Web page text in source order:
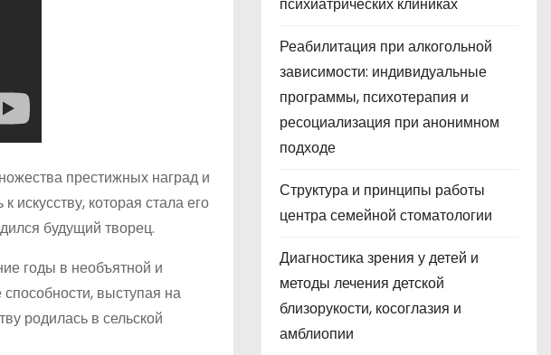
престижных наград и
искусству, которая стала его
будущий творец.
годы в необъятной и
выступая на
родилась в сельской
Реабилитация при алкогольной
зависимости: индивидуальные
программы, психотерапия и
ресоциализация при анонимном
подходе
Структура и принципы работы
центра семейной стоматологии
Диагностика зрения у детей и
методы лечения детской
близорукости, косоглазия и
амблиопии